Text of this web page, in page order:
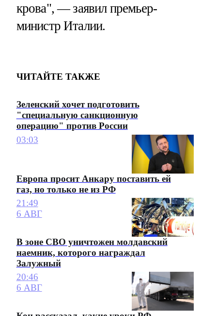
крова", — заявил премьер-
министр Италии.
ЧИТАЙТЕ ТАКЖЕ
Зеленский хочет подготовить
"специальную санкционную
операцию" против России
03:03
Европа просит Анкару поставить ей
газ, но только не из РФ
21:49
6 АВГ
В зоне СВО уничтожен молдавский
наемник, которого награждал
Залужный
20:46
6 АВГ